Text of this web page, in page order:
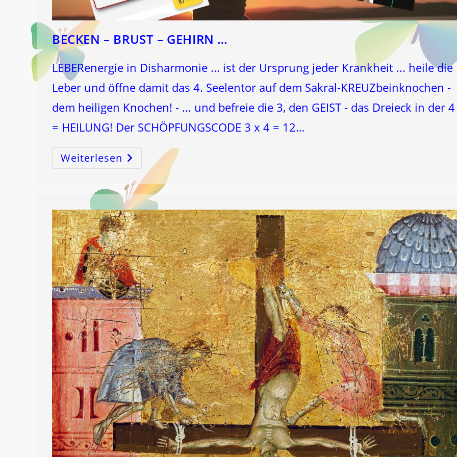
BECKEN – BRUST – GEHIRN …
LEBERenergie in Disharmonie ... ist der Ursprung jeder Krankheit ... heile die
Leber und öffne damit das 4. Seelentor auf dem Sakral-KREUZbeinknochen -
dem heiligen Knochen! - ... und befreie die 3, den GEIST - das Dreieck in der
= HEILUNG! Der SCHÖPFUNGSCODE 3 x 4 = 12…
Weiterlesen BECKEN
BRUST
GEHIRN
…